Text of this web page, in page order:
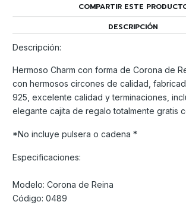
COMPARTIR ESTE
DESCRIPCIÓN
Descripción:
Hermoso Charm con forma de Corona de
con hermosos circones de calidad,
925, excelente calidad y terminaciones,
elegante cajita de regalo totalmente gratis
*No incluye pulsera o cadena *
Especificaciones:
Modelo: Corona de Reina
Código: 0489